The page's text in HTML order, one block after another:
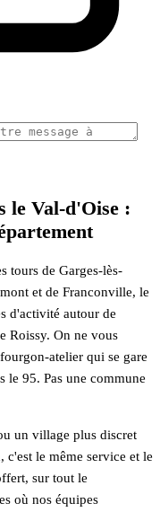
le Val-d'Oise :
tours de Garges-lès-
et de Franconville, le
d'activité autour de
Roissy. On ne vous
atelier qui se gare
le 95. Pas une commune
un village plus discret
le même service et le
sur tout le
où nos équipes